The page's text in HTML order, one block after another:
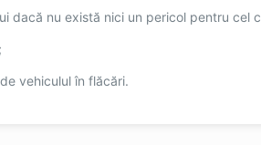
dacă nu există nici un pericol pentru cel
vehiculul în flăcări.